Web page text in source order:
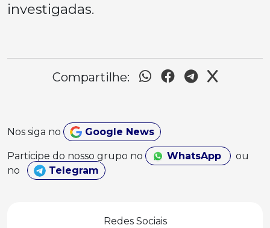
investigadas.
Compartilhe:
Nos siga no Google News
Participe do nosso grupo no WhatsApp
ou
no
Telegram
Redes Sociais